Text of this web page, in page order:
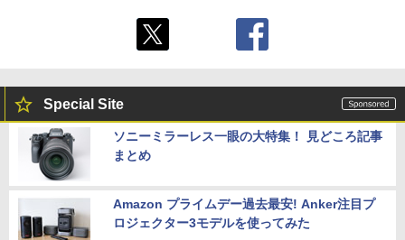
Special Site
ソニーミラーレス一眼の大特集！ 見どころ記事
まとめ
Amazon プライムデー過去最安! Anker注目プ
ロジェクター3モデルを使ってみた